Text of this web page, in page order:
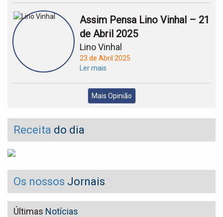
Assim Pensa Lino Vinhal – 21
de Abril 2025
Lino Vinhal
23 de Abril 2025
Ler mais
Mais Opinião
Receita do dia
Os nossos Jornais
Últimas Notícias